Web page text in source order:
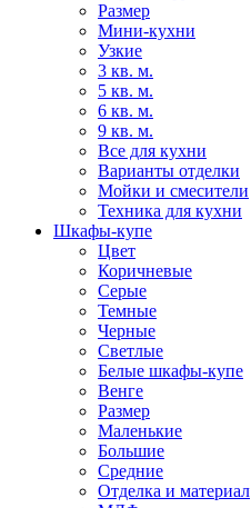
Размер
Мини-кухни
Узкие
3 кв. м.
5 кв. м.
6 кв. м.
9 кв. м.
Все для кухни
Варианты отделки
Мойки и смесители
Техника для кухни
Шкафы-купе
Цвет
Коричневые
Серые
Темные
Черные
Светлые
Белые шкафы-купе
Венге
Размер
Маленькие
Большие
Средние
Отделка и материал